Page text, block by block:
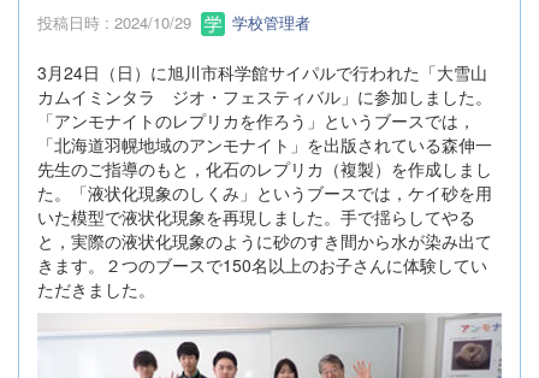
投稿日時 : 2024/10/29 学校管理者
3月24日（日）に旭川市科学館サイパルで行われた「大雪山
カムイミンタラ ジオ・フェスティバル」に参加しました。
「アンモナイトのレプリカを作ろう」というブースでは，
「北海道羽幌地域のアンモナイト」を出版されている森伸一
先生のご指導のもと，化石のレプリカ（複製）を作成しまし
た。「液状化現象のしくみ」というブースでは，ケイ砂を用
いた模型で液状化現象を再現しました。手で揺らしてやる
と，実際の液状化現象のように砂のすき間から水が染み出て
きます。２つのブースで150名以上のお子さんに体験してい
ただきました。